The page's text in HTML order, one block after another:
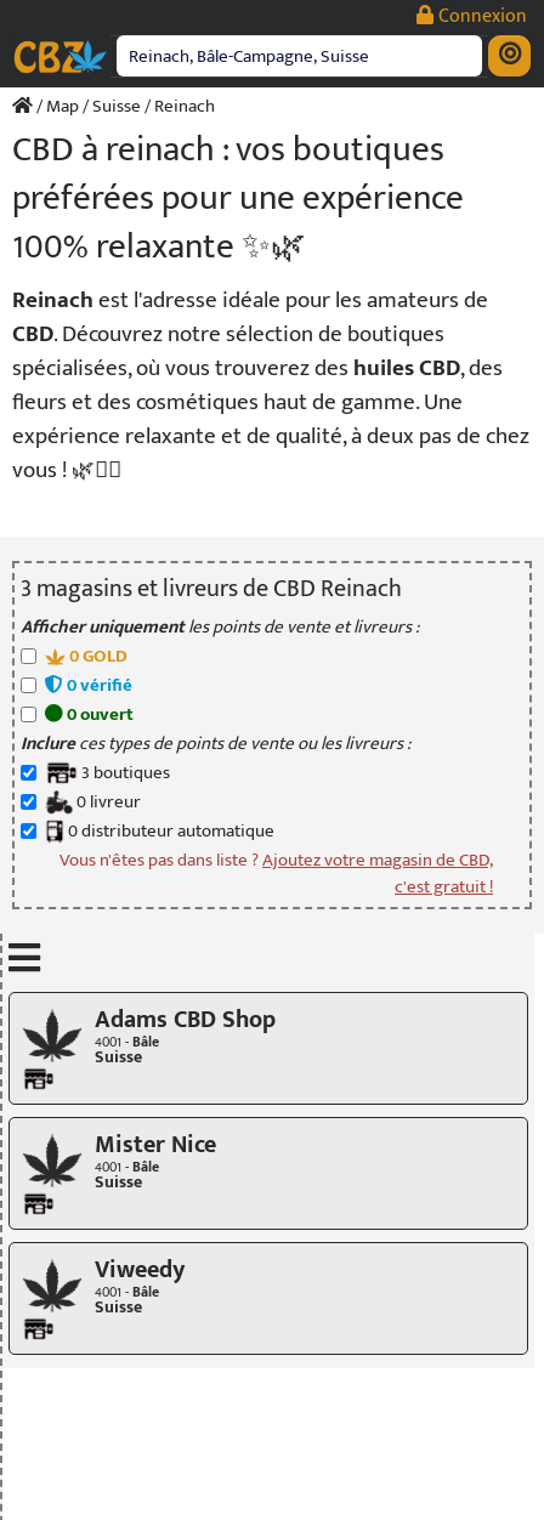
contenu
Connexion
/Map/Suisse/ Reinach
CBD à reinach : vos boutiques
préférées pour une expérience
100% relaxante ✨🌿
Reinachest l'adresse idéale pour les amateurs de
CBD. Découvrez notre sélection de boutiques
spécialisées, où vous trouverez deshuiles CBD, des
fleurs et des cosmétiques haut de gamme. Une
expérience relaxante et de qualité, à deux pas de chez
vous ! 🌿💆‍♂️
3magasinset livreursde CBD Reinach
Afficher uniquementles points de vente et livreurs :
0GOLD
0vérifié
0ouvert
Inclureces types de points de vente ou les livreurs :
3 boutiques
0livreur
0distributeurautomatique
Vous n'êtes pas dans liste ?Ajoutez votre magasin de CBD,
c'est gratuit !
Adams CBD Shop
4001 -Bâle
Suisse
Mister Nice
4001 -Bâle
Suisse
Viweedy
4001 -Bâle
Suisse